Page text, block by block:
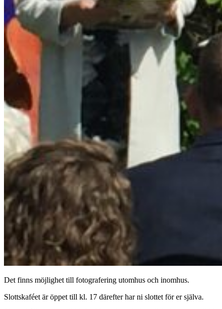
Det finns möjlighet till fotografering utomhus och inomhus.
Slottskaféet är öppet till kl. 17 därefter har ni slottet för er själva.